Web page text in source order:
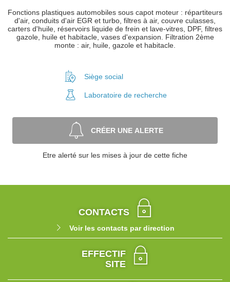
Fonctions plastiques automobiles sous capot moteur : répartiteurs
d'air, conduits d'air EGR et turbo, filtres à air, couvre culasses,
carters d'huile, réservoirs liquide de frein et lave-vitres, DPF, filtres
gazole, huile et habitacle, vases d'expansion. Filtration 2ème
monte : air, huile, gazole et habitacle.
Siège social
Laboratoire de recherche
CRÉER UNE ALERTE
Etre alerté sur les mises à jour de cette fiche
CONTACTS
Voir les contacts par direction
EFFECTIF
SITE